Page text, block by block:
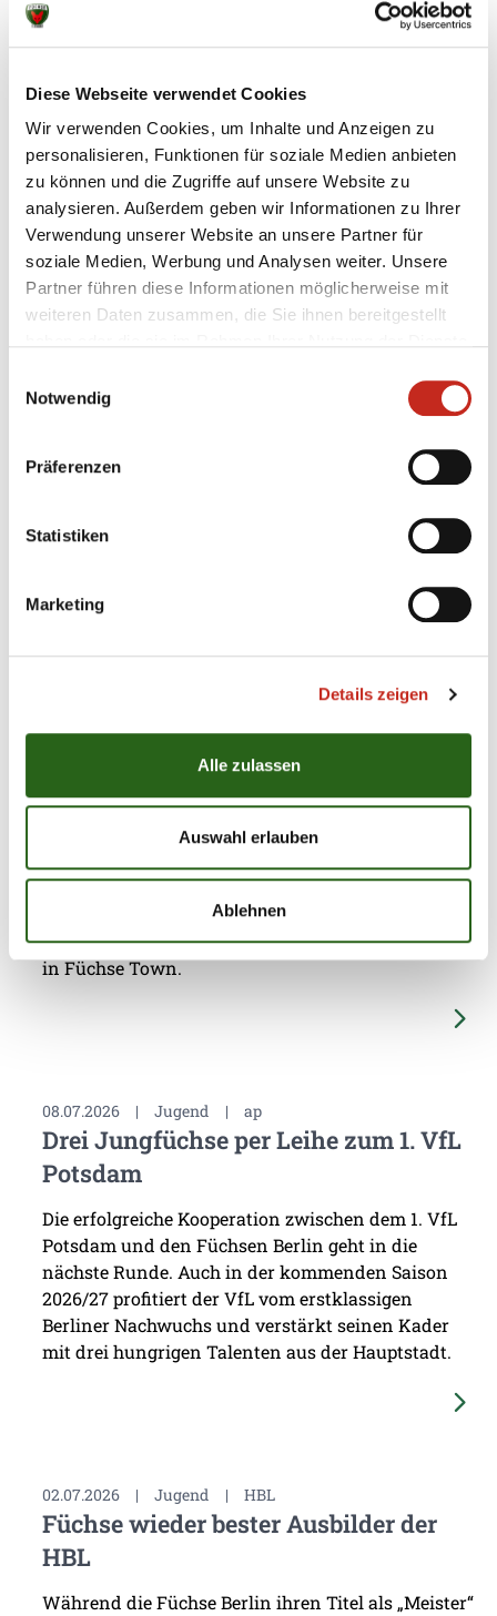
Diese Webseite verwendet Cookies
Wir verwenden Cookies, um Inhalte und Anzeigen zu
personalisieren, Funktionen für soziale Medien anbieten
zu können und die Zugriffe auf unsere Website zu
analysieren. Außerdem geben wir Informationen zu Ihrer
Verwendung unserer Website an unsere Partner für
soziale Medien, Werbung und Analysen weiter. Unsere
Partner führen diese Informationen möglicherweise mit
weiteren Daten zusammen, die Sie ihnen bereitgestellt
Notwendig
Präferenzen
Statistiken
Marketing
Details zeigen
Alle zulassen
Auswahl erlauben
Ablehnen
Halbzeit.
Anschluss zu halten. Drei Sekunden vor Schluss
schaffte es Fynn-Ole Fritz den Ausgleich zu erzielen.
In allerletzter Sekunde bekamen die Hildeseiner dann
aber noch einen 7-Meter zugesprochen und konnten
somit mit 28:27 gewinnen. „Es ist natürlich extrem
bitter wie wir heute verloren haben, aber wir haben
wieder einmal bewiesen, dass wir auch mit den
starken Mannschaften der Liga mithalten können",
analysiert Mahmutefendic. Am kommenden Sonntag
Erstes Camp der Handballschule in
Für die Füchse Berlin hat die eigene
Nachwuchsarbeit stets eine sehr hohe Priorität.
Partner für Jugendförderung gefunden wurde,
macht den Hauptstadt-Club umso glücklicher. Nun
präsentierte sich die Handballschule das erste Mal
in Füchse Town.
08.07.2026 | Jugend | ap
Drei Jungfüchse per Leihe zum 1. VfL
Potsdam
Die erfolgreiche Kooperation zwischen dem 1. VfL
Potsdam und den Füchsen Berlin geht in die
nächste Runde. Auch in der kommenden Saison
2026/27 profitiert der VfL vom erstklassigen
Berliner Nachwuchs und verstärkt seinen Kader
mit drei hungrigen Talenten aus der Hauptstadt.
02.07.2026 | Jugend | HBL
Füchse wieder bester Ausbilder der
HBL
Während die Füchse Berlin ihren Titel als „Meister“